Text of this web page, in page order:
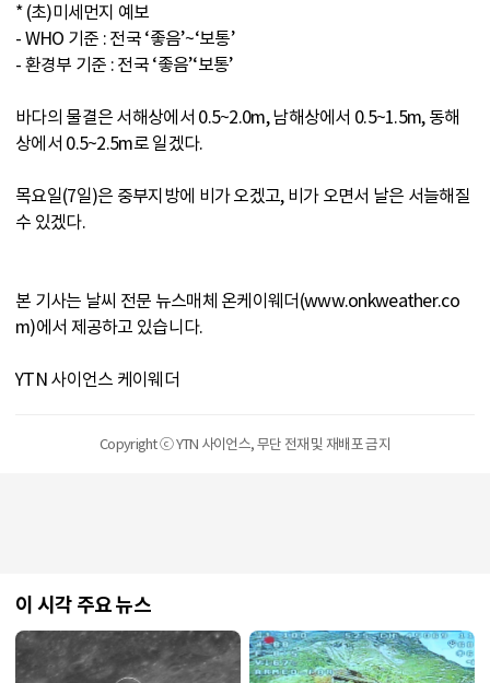
* (초)미세먼지 예보
- WHO 기준 : 전국 ‘좋음’~‘보통’
- 환경부 기준 : 전국 ‘좋음’‘보통’
바다의 물결은 서해상에서 0.5~2.0m, 남해상에서 0.5~1.5m, 동해
상에서 0.5~2.5m로 일겠다.
목요일(7일)은 중부지방에 비가 오겠고, 비가 오면서 날은 서늘해질
수 있겠다.
본 기사는 날씨 전문 뉴스매체 온케이웨더(www.onkweather.co
m)에서 제공하고 있습니다.
YTN 사이언스 케이웨더
Copyright ⓒ YTN 사이언스, 무단 전재 및 재배포 금지
이 시각 주요 뉴스